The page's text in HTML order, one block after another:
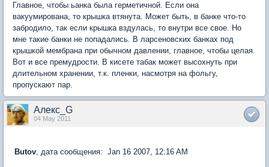
Главное, чтобы ьанка была герметичной. Если она
вакуумирована, то крышка втянута. Может быть, в банке что-то
забродило, так если крышка вздулась, то внутри все свое. Но
мне такие банки не попадались. В ларсеновских банках под
крышкой мембрана при обычном давлении, главное, чтобы целая.
Вот и все премудрости. В кисете табак может высохнуть при
длительном хранении, т.к. пленки, насмотря на фольгу,
пропускают пар.
Алекс_G
04 May 2011
Butov, дата сообщения: Jan 16 2007, 12:16 AM